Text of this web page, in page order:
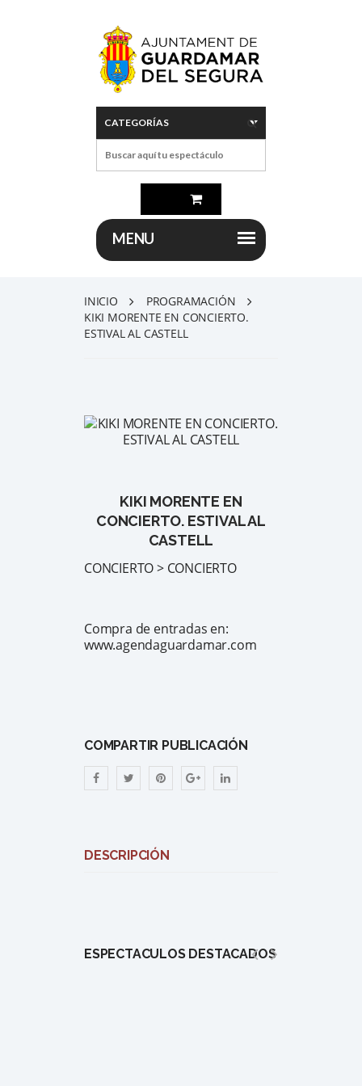
INICIO
PROGRAMACIÓN
KIKI MORENTE EN CONCIERTO.
ESTIVAL AL CASTELL
KIKI MORENTE EN
CONCIERTO. ESTIVAL AL
CASTELL
CONCIERTO > CONCIERTO
Compra de entradas en:
www.agendaguardamar.com
COMPARTIR PUBLICACIÓN
DESCRIPCIÓN
ESPECTÁCULOS DESTACADOS